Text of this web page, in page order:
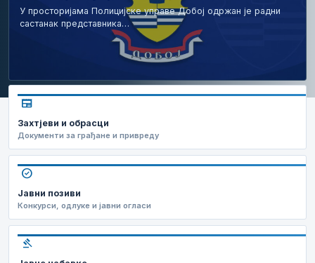
У просторијама Полицијске управе Добој одржан је радни
састанак представника…
newspaper
Захтјеви и обрасци
Документи за грађане и привреду
check_circle
Јавни позиви
Конкурси, одлуке и јавни огласи
gavel